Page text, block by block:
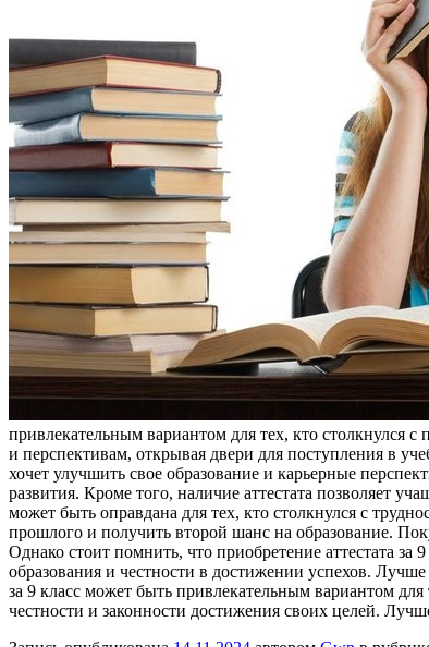
привлекательным вариантом для тех, кто столкнулся
и перспективам, открывая двери для поступления в
хочет улучшить свое образование и карьерные
развития. Кроме того, наличие аттестата позволяет
может быть оправдана для тех, кто столкнулся с
прошлого и получить второй шанс на образование.
Однако стоит помнить, что приобретение аттестата
образования и честности в достижении успехов.
за 9 класс может быть привлекательным вариантом
честности и законности достижения своих целей.